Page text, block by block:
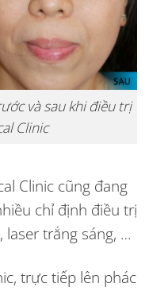
và sau khi điều trị
Clinic
Clinic cũng đang
chỉ định điều trị
trắng sáng, …
trực tiếp lên phác